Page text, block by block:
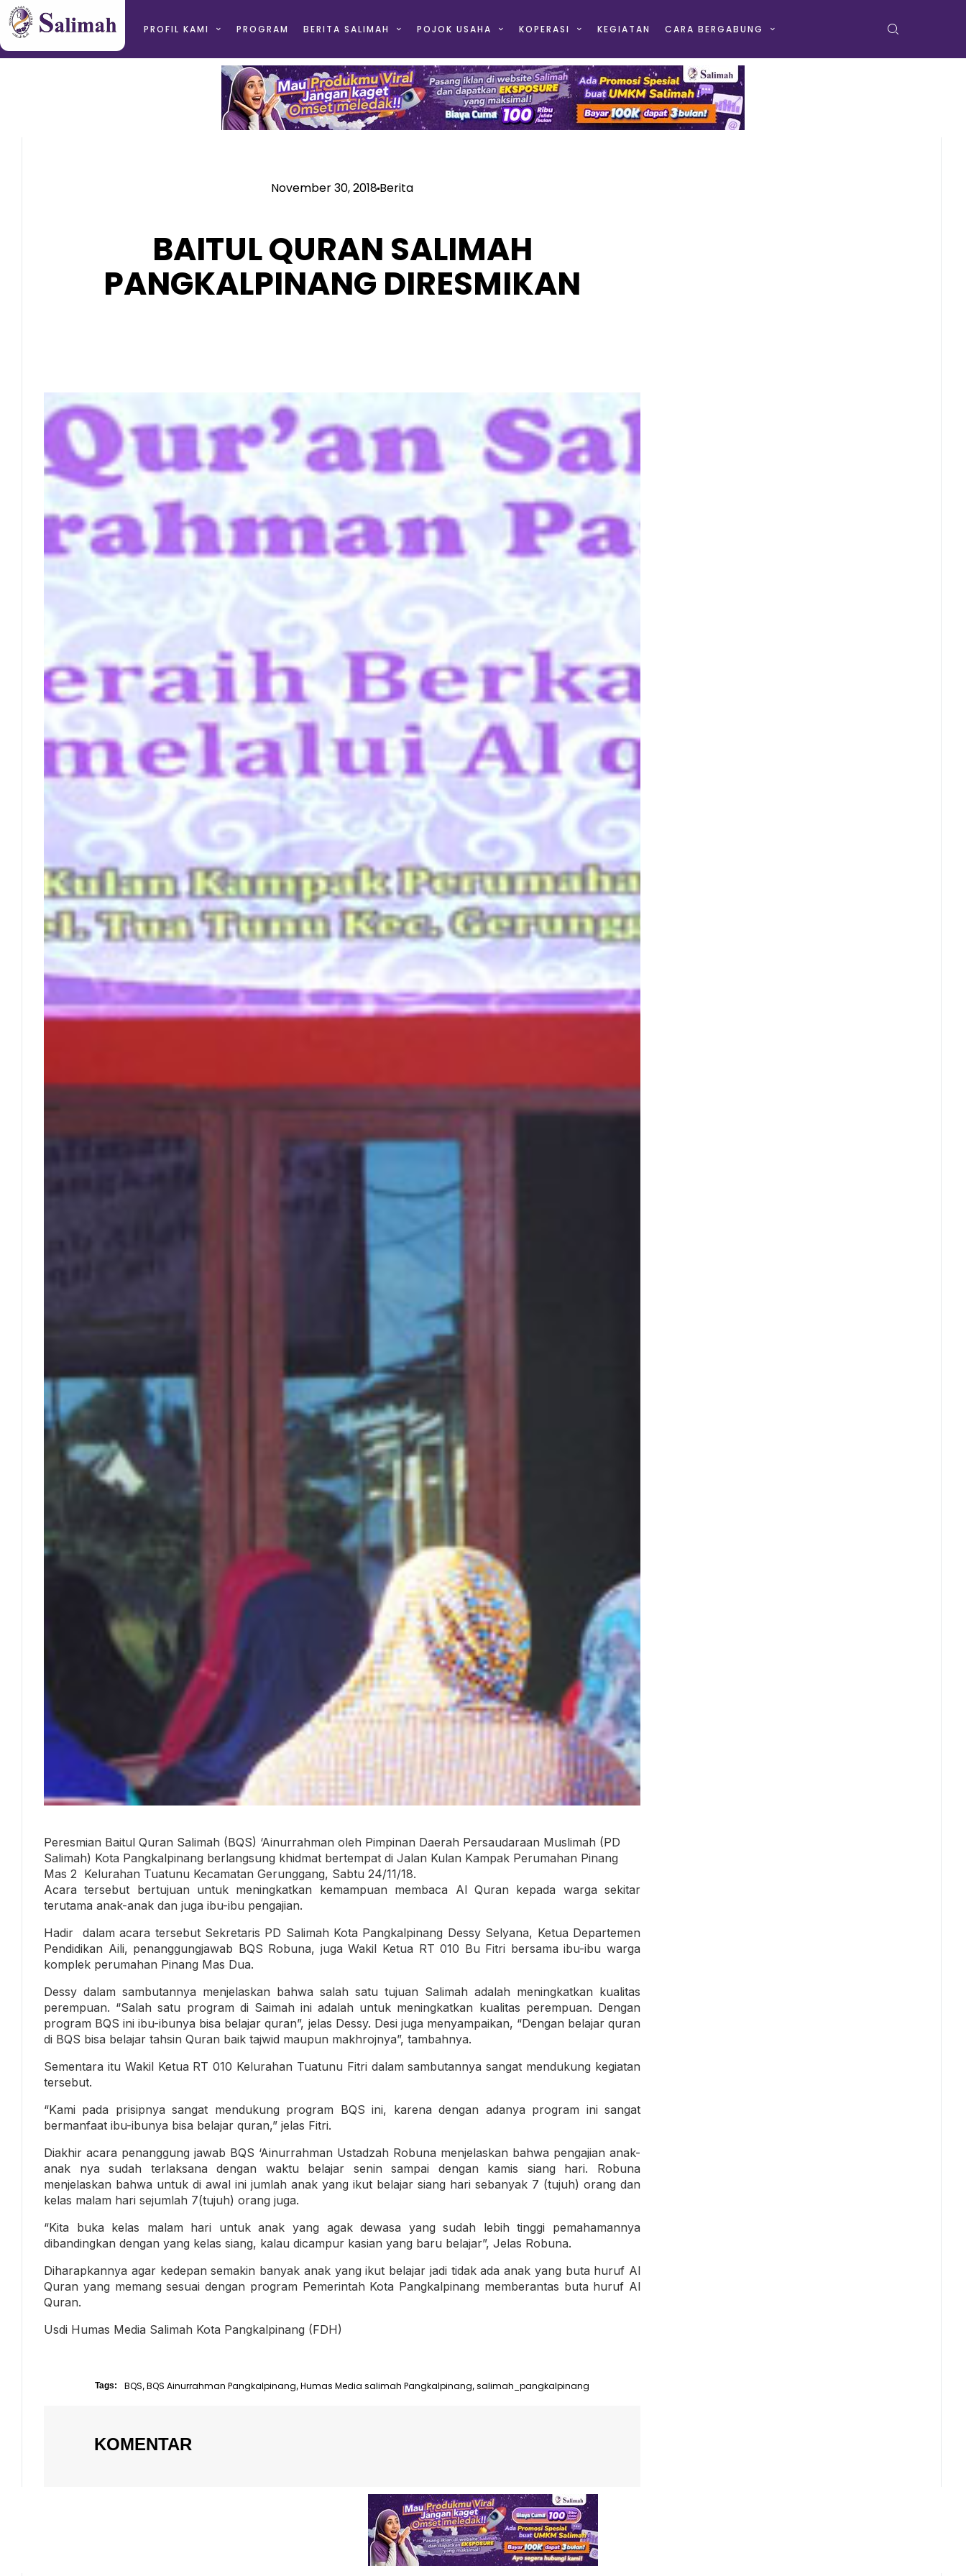
PROFIL KAMI PROGRAM BERITA SALIMAH POJOK USAHA KOPERASI KEGIATAN CARA BERGABUNG
November 30, 2018Berita
BAITUL QURAN SALIMAH
PANGKALPINANG DIRESMIKAN
Peresmian Baitul Quran Salimah (BQS) ‘Ainurrahman oleh Pimpinan Daerah Persaudaraan Muslimah (PD
Salimah) Kota Pangkalpinang berlangsung khidmat bertempat di Jalan Kulan Kampak Perumahan Pinang
Mas 2 Kelurahan Tuatunu Kecamatan Gerunggang, Sabtu 24/11/18.
Acara tersebut bertujuan untuk meningkatkan kemampuan membaca Al Quran kepada warga sekitar
terutama anak-anak dan juga ibu-ibu pengajian.
Hadir dalam acara tersebut Sekretaris PD Salimah Kota Pangkalpinang Dessy Selyana, Ketua Departemen
Pendidikan Aili, penanggungjawab BQS Robuna, juga Wakil Ketua RT 010 Bu Fitri bersama ibu-ibu warga
komplek perumahan Pinang Mas Dua.
Dessy dalam sambutannya menjelaskan bahwa salah satu tujuan Salimah adalah meningkatkan kualitas
perempuan. “Salah satu program di Saimah ini adalah untuk meningkatkan kualitas perempuan. Dengan
program BQS ini ibu-ibunya bisa belajar quran”, jelas Dessy. Desi juga menyampaikan, “Dengan belajar quran
di BQS bisa belajar tahsin Quran baik tajwid maupun makhrojnya”, tambahnya.
Sementara itu Wakil Ketua RT 010 Kelurahan Tuatunu Fitri dalam sambutannya sangat mendukung kegiatan
tersebut.
“Kami pada prisipnya sangat mendukung program BQS ini, karena dengan adanya program ini sangat
bermanfaat ibu-ibunya bisa belajar quran,” jelas Fitri.
Diakhir acara penanggung jawab BQS ‘Ainurrahman Ustadzah Robuna menjelaskan bahwa pengajian anak-
anak nya sudah terlaksana dengan waktu belajar senin sampai dengan kamis siang hari. Robuna
menjelaskan bahwa untuk di awal ini jumlah anak yang ikut belajar siang hari sebanyak 7 (tujuh) orang dan
kelas malam hari sejumlah 7(tujuh) orang juga.
“Kita buka kelas malam hari untuk anak yang agak dewasa yang sudah lebih tinggi pemahamannya
dibandingkan dengan yang kelas siang, kalau dicampur kasian yang baru belajar”, Jelas Robuna.
Diharapkannya agar kedepan semakin banyak anak yang ikut belajar jadi tidak ada anak yang buta huruf Al
Quran yang memang sesuai dengan program Pemerintah Kota Pangkalpinang memberantas buta huruf Al
Quran.
Usdi Humas Media Salimah Kota Pangkalpinang (FDH)
Tags: BQS, BQS Ainurrahman Pangkalpinang, Humas Media salimah Pangkalpinang, salimah_pangkalpinang
KOMENTAR